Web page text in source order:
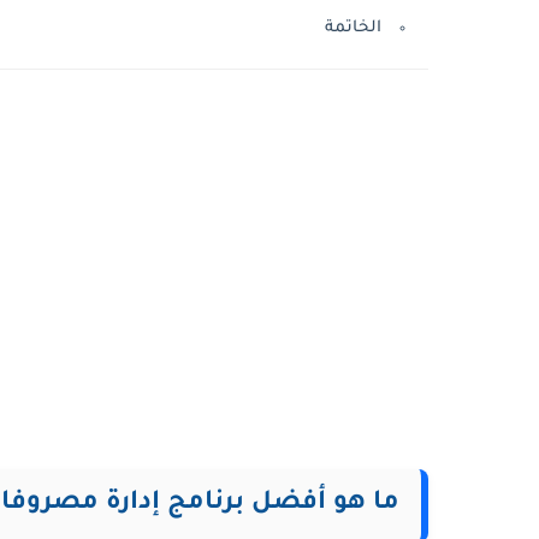
الخاتمة
ما هو أفضل برنامج إدارة